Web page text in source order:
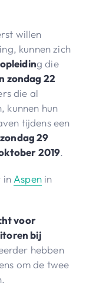
willen
kunnen zich
g die
zondag 22
die al
kunnen hun
tijdens een
29
2019.
in Aspenin
voor
bij
hebben
om de twee